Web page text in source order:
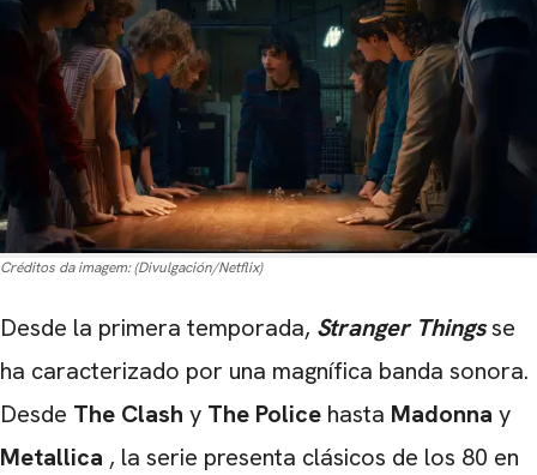
Créditos da imagem:(Divulgación/Netflix)
Desde la primera temporada, Stranger Thingsse
ha caracterizado por una magnífica banda sonora.
Desde The Clash y The Police hasta Madonna y
Metallica , la serie presenta clásicos de los 80 en